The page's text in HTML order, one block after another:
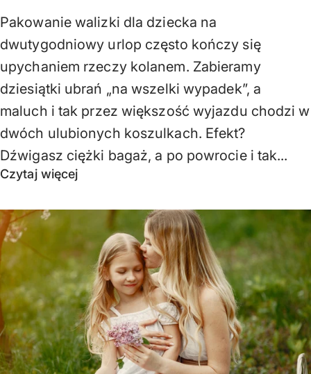
Pakowanie walizki dla dziecka na
dwutygodniowy urlop często kończy się
upychaniem rzeczy kolanem. Zabieramy
dziesiątki ubrań „na wszelki wypadek”, a
maluch i tak przez większość wyjazdu chodzi w
dwóch ulubionych koszulkach. Efekt?
Dźwigasz ciężki bagaż, a po powrocie i tak...
Czytaj więcej